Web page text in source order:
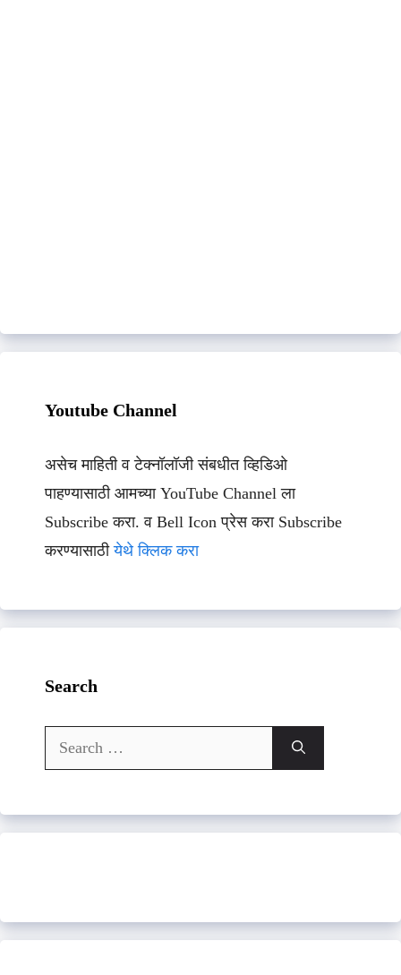
Youtube Channel
असेच माहिती व टेक्नॉलॉजी संबधीत व्हिडिओ
पाहण्यासाठी आमच्या YouTube Channel ला
Subscribe करा. व Bell Icon प्रेस करा Subscribe
करण्यासाठीयेथे क्लिक करा
Search
Search
for: